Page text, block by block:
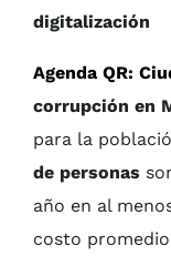
digitalización
Agenda QR:
corrupción en
para la
de personas
año en al
costo